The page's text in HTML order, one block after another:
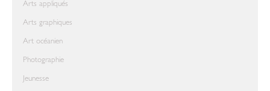
Arts appliqués
Arts graphiques
Art océanien
Photographie
Jeunesse